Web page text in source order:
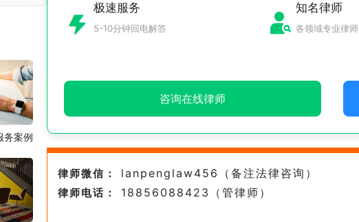
极速服务
5-10分钟回电解答
知名律师
各领域专业律师
咨询在线律师
律师微信： lanpenglaw456（备注法律咨询）
律师电话： 18856088423（管律师）
务案例